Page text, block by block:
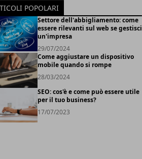
POPOLARI
Settore dell'abbigliamento: come
essere rilevanti sul web se gestisci
un'impresa
29/07/2024
Come aggiustare un dispositivo
mobile quando si rompe
28/03/2024
SEO: cos'è e come può essere utile
per il tuo business?
17/07/2023